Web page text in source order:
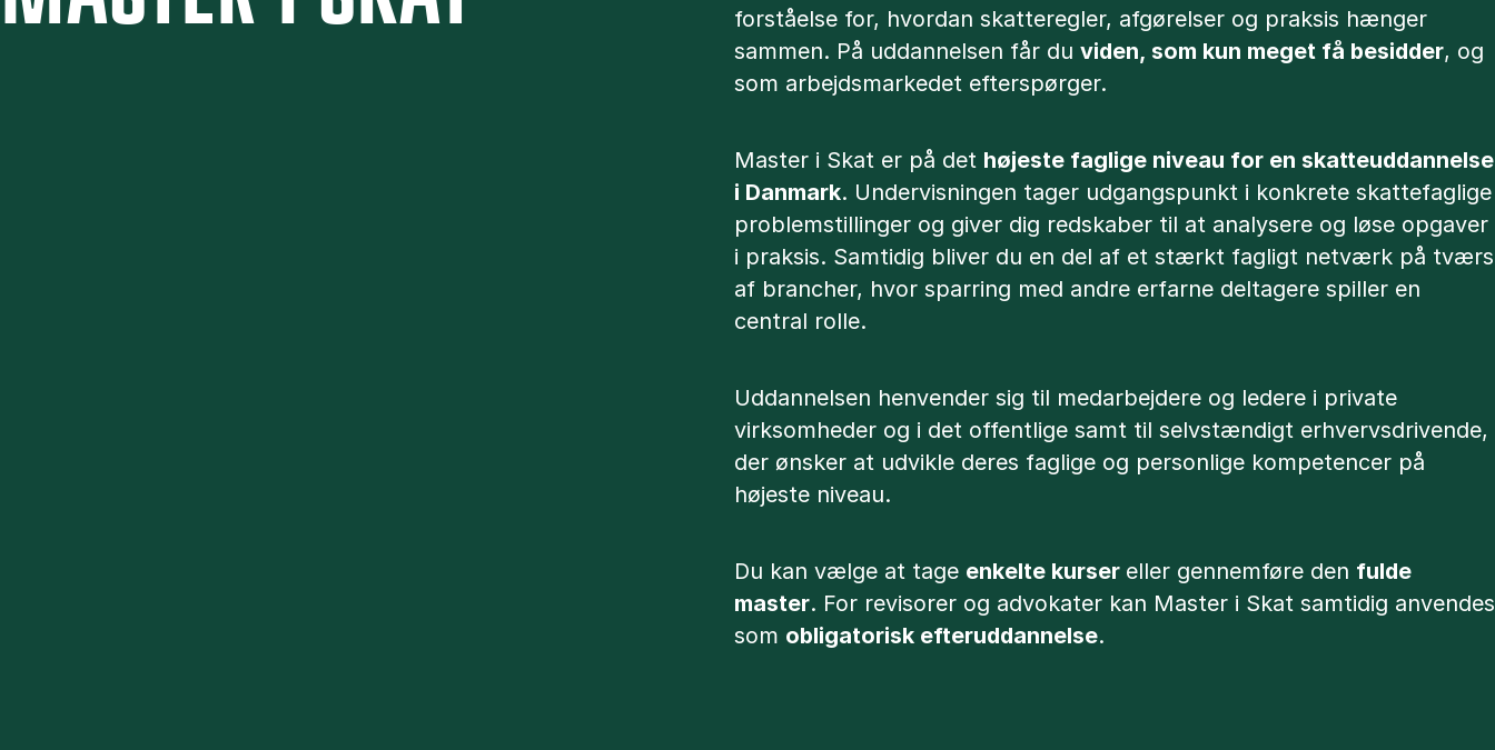
forståelse for, hvordan skatteregler, afgørelser og praksis hænger
sammen. På uddannelsen får du viden, som kun meget få besidder, og
som arbejdsmarkedet efterspørger.
Master i Skat er på det højeste faglige niveau for en skatteuddannelse
i Danmark. Undervisningen tager udgangspunkt i konkrete skattefaglige
problemstillinger og giver dig redskaber til at analysere og løse opgaver
i praksis. Samtidig bliver du en del af et stærkt fagligt netværk på tværs
af brancher, hvor sparring med andre erfarne deltagere spiller en
central rolle.
Uddannelsen henvender sig til medarbejdere og ledere i private
virksomheder og i det offentlige samt til selvstændigt erhvervsdrivende,
der ønsker at udvikle deres faglige og personlige kompetencer på
højeste niveau.
Du kan vælge at tage enkelte kurser eller gennemføre den fulde
master. For revisorer og advokater kan Master i Skat samtidig anvendes
som obligatorisk efteruddannelse.